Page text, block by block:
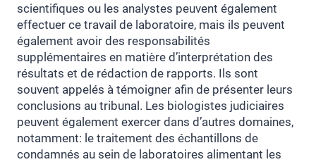
scientifiques ou les analystes peuvent également
effectuer ce travail de laboratoire, mais ils peuvent
également avoir des responsabilités
supplémentaires en matière d’interprétation des
résultats et de rédaction de rapports. Ils sont
souvent appelés à témoigner afin de présenter leurs
conclusions au tribunal. Les biologistes judiciaires
peuvent également exercer dans d’autres domaines,
notamment: le traitement des échantillons de
condamnés au sein de laboratoires alimentant les